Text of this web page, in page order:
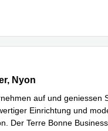
Nyon
Nyon
auf und geniessen
Einrichtung und
Der Terre Bonne